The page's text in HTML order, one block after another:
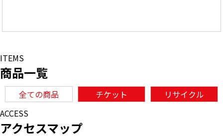
ITEMS
商品一覧
全ての商品 チケット
リサイクル
ACCESS
アクセスマップ